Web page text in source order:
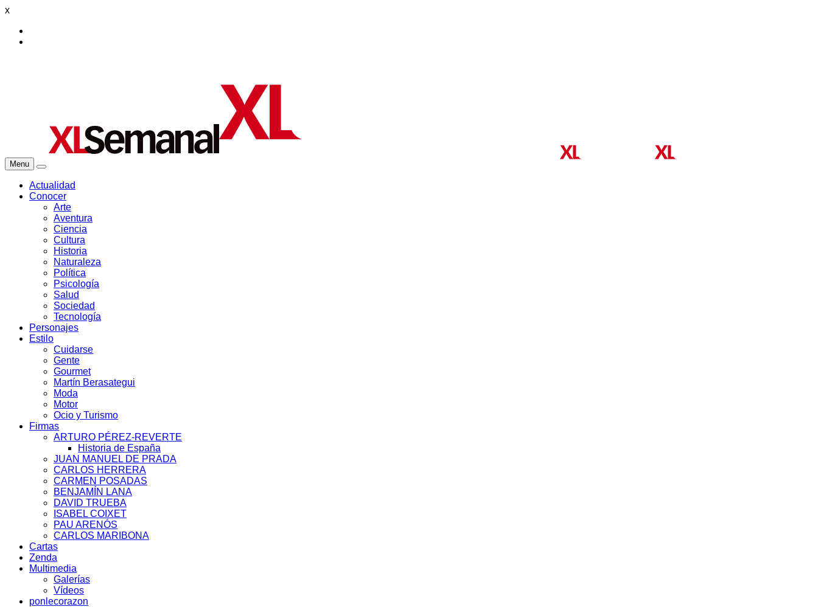
x
Menu
Actualidad
Conocer
Arte
Aventura
Ciencia
Cultura
Historia
Naturaleza
Política
Psicología
Salud
Sociedad
Tecnología
Personajes
Estilo
Cuidarse
Gente
Gourmet
Martín Berasategui
Moda
Motor
Ocio y Turismo
Firmas
ARTURO PÉREZ-REVERTE
Historia de España
JUAN MANUEL DE PRADA
CARLOS HERRERA
CARMEN POSADAS
BENJAMÍN LANA
DAVID TRUEBA
ISABEL COIXET
PAU ARENÓS
CARLOS MARIBONA
Cartas
Zenda
Multimedia
Galerías
Vídeos
ponlecorazon